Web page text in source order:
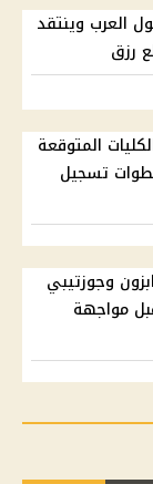
العرب وينتقد
رزق
الثانية 2026.. الكليات المتوقعة
تسجيل
وجوزتيبي
مواجهة